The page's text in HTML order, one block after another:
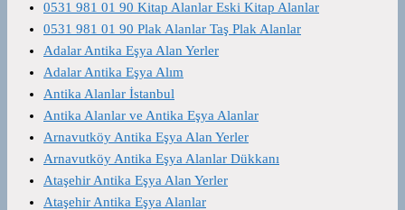
0531 981 01 90 Kitap Alanlar Eski Kitap Alanlar
0531 981 01 90 Plak Alanlar Taş Plak Alanlar
Adalar Antika Eşya Alan Yerler
Adalar Antika Eşya Alım
Antika Alanlar İstanbul
Antika Alanlar ve Antika Eşya Alanlar
Arnavutköy Antika Eşya Alan Yerler
Arnavutköy Antika Eşya Alanlar Dükkanı
Ataşehir Antika Eşya Alan Yerler
Ataşehir Antika Eşya Alanlar